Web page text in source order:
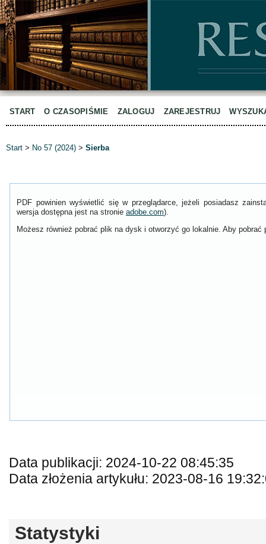
START O CZASOPIŚMIE ZALOGUJ ZAREJESTRUJ
Start > No 57 (2024) > Sierba
PDF powinien wyświetlić się w przeglądarce, jeżeli posiadasz
wersja dostępna jest na stronie adobe.com).
Możesz również pobrać plik na dysk i otworzyć go lokalnie. Aby
Data publikacji: 2024-10-22 08:45:35
Data złożenia artykułu: 2023-08-16
Statystyki